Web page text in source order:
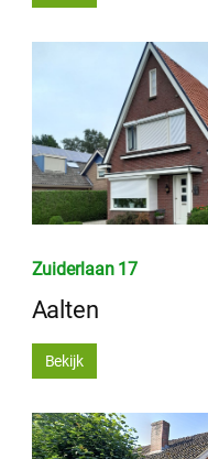
Zuiderlaan 17
Aalten
Bekijk